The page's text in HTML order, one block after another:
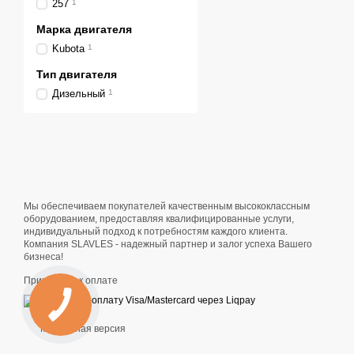
команды джойстиков
Поворотная
Конструкция стрелы
бордюров и
зоне. Боковое
Раздвижная
Внешняя ширина
пространстве, а
257 1
Марка двигателя
Kubota 1
Тип двигателя
Дизельный 1
Мы обеспечиваем покупателей качественным высококлассным
оборудованием, предоставляя квалифицированные услуги,
индивидуальный подход к потребностям каждого клиента.
Компания SLAVLES - надежный партнер и залог успеха Вашего
бизнеса!
Принимаем к оплате
Мобильная версия